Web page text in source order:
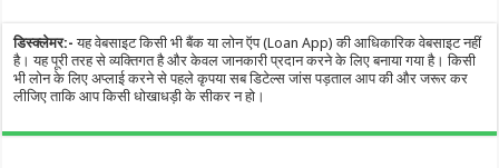
डिस्क्लेमर:- यह वेबसाइट किसी भी बैंक या लोन ऍप (Loan App) की आधिकारिक वेबसाइट नहीं
है। यह पूरी तरह से व्यक्तिगत है और केवल जानकारी प्रदान करने के लिए बनाया गया है। किसी
भी लोन के लिए अप्लाई करने से पहले कृपया सब डिटेल्स जांस पड़ताल आप की और जरूर कर
लीजिए ताकि आप किसी धोखाधड़ी के सीकर न हो।